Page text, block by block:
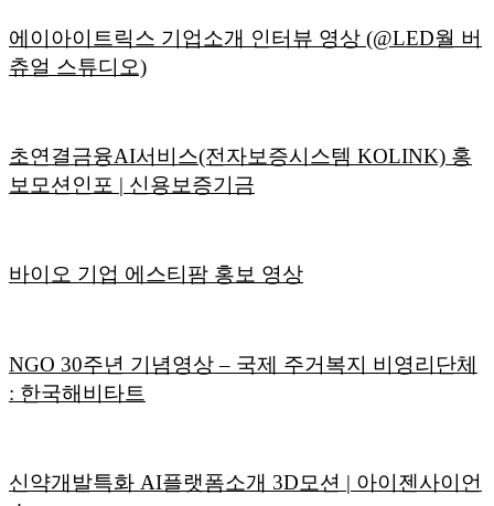
에이아이트릭스 기업소개 인터뷰 영상 (@LED월 버
츄얼 스튜디오)
초연결금융AI서비스(전자보증시스템 KOLINK) 홍
보모션인포 | 신용보증기금
바이오 기업 에스티팜 홍보 영상
NGO 30주년 기념영상 – 국제 주거복지 비영리단체
: 한국해비타트
신약개발특화 AI플랫폼소개 3D모션 | 아이젠사이언